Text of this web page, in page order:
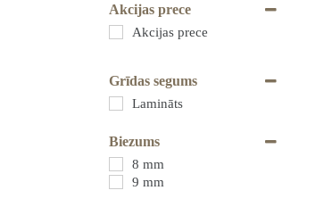
Akcijas prece
Akcijas prece
Grīdas segums
Lamināts
Biezums
8 mm
9 mm